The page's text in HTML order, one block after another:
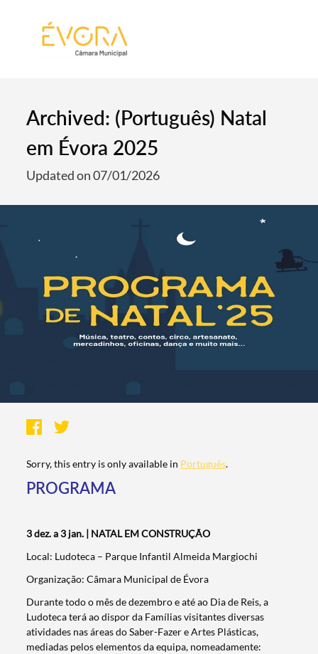
Archived: (Português) Natal
em Évora 2025
Updated on 07/01/2026
Sorry, this entry is only available in Português.
PROGRAMA
3 dez. a 3 jan. | NATAL EM CONSTRUÇÃO
Local: Ludoteca – Parque Infantil Almeida Margiochi
Organização: Câmara Municipal de Évora
Durante todo o mês de dezembro e até ao Dia de Reis, a
Ludoteca terá ao dispor da Famílias visitantes diversas
atividades nas áreas do Saber-Fazer e Artes Plásticas,
mediadas pelos elementos da equipa, nomeadamente: